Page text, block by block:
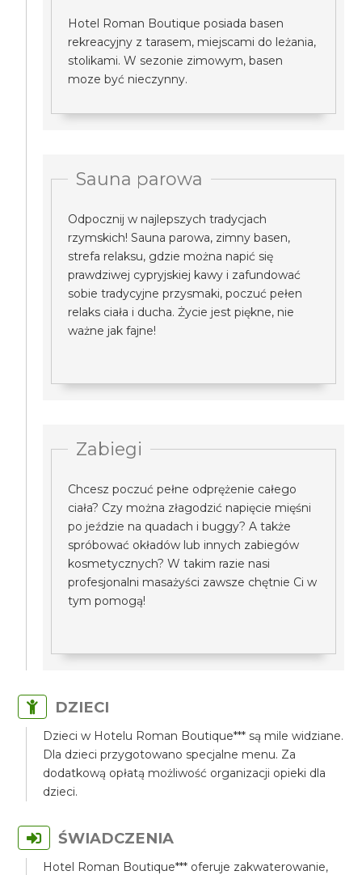
Hotel Roman Boutique posiada basen
rekreacyjny z tarasem, miejscami do leżania,
stolikami. W sezonie zimowym, basen
moze być nieczynny.
Sauna parowa
Odpocznij w najlepszych tradycjach
rzymskich! Sauna parowa, zimny basen,
strefa relaksu, gdzie można napić się
prawdziwej cypryjskiej kawy i zafundować
sobie tradycyjne przysmaki, poczuć pełen
relaks ciała i ducha. Życie jest piękne, nie
ważne jak fajne!
Zabiegi
Chcesz poczuć pełne odprężenie całego
ciała? Czy można złagodzić napięcie mięśni
po jeździe na quadach i buggy? A także
spróbować okładów lub innych zabiegów
kosmetycznych? W takim razie nasi
profesjonalni masażyści zawsze chętnie Ci w
tym pomogą!
DZIECI
Dzieci w Hotelu Roman Boutique*** są mile widziane.
Dla dzieci przygotowano specjalne menu. Za
dodatkową opłatą możliwość organizacji opieki dla
dzieci.
ŚWIADCZENIA
Hotel Roman Boutique*** oferuje zakwaterowanie,